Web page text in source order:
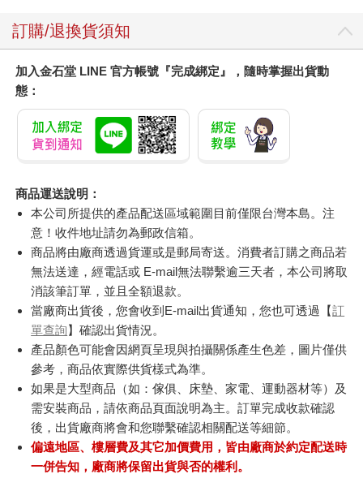
訂購/退換貨須知
加入金石堂 LINE 官方帳號『完成綁定』，隨時掌握出貨動
態：
商品運送說明：
本公司所提供的產品配送區域範圍目前僅限台灣本島。注
意！收件地址請勿為郵政信箱。
商品將由廠商透過貨運或是郵局寄送。消費者訂購之商品若
無法送達，經電話或 E-mail無法聯繫逾三天者，本公司將取
消該筆訂單，並且全額退款。
當廠商出貨後，您會收到E-mail出貨通知，您也可透過【訂
單查詢】確認出貨情況。
產品顏色可能會因網頁呈現與拍攝關係產生色差，圖片僅供
參考，商品依實際供貨樣式為準。
如果是大型商品（如：傢俱、床墊、家電、運動器材等）及
需安裝商品，請依商品頁面說明為主。訂單完成收款確認
後，出貨廠商將會和您聯繫確認相關配送等細節。
偏遠地區、樓層費及其它加價費用，皆由廠商於約定配送時
一併告知，廠商將保留出貨與否的權利。